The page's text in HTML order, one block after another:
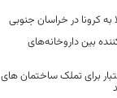
بین داروخانه‌های
برای تملک ساختمان های